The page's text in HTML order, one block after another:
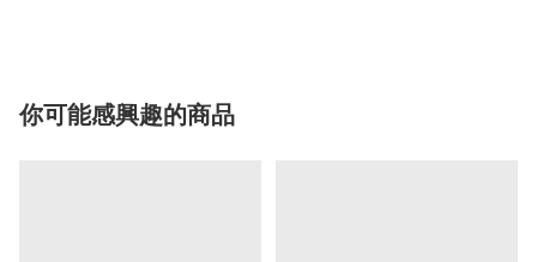
你可能感興趣的商品